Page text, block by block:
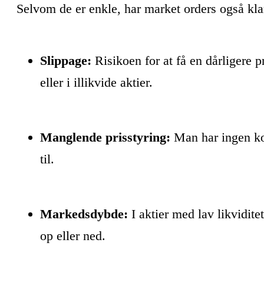
Selvom de er enkle, har market orders også
Slippage: Risikoen for at få en dårligere
eller i illikvide aktier.
Manglende prisstyring: Man har ingen
til.
Markedsdybde: I aktier med lav
op eller ned.